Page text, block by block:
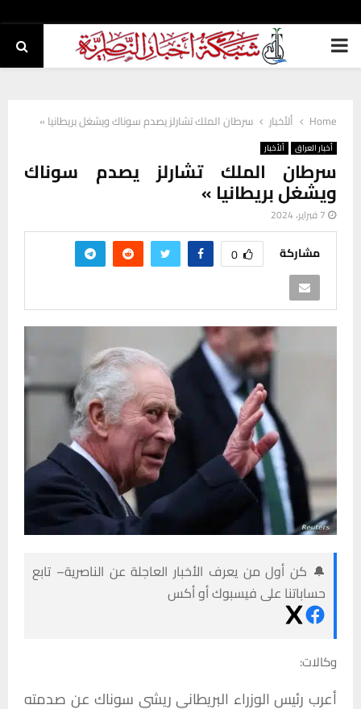
PRIMARY
Home ألأخبار سرطان الملك تشارلز يصدم سوناك ويشغل بريطانيا »
أخبار العراق ألأخبار
سرطان الملك تشارلز يصدم سوناك
ويشغل بريطانيا »
7 فبراير، 2024
مشاركة 0
🔔 كن أول من يعرف الأخبار العاجلة عن الناصرية– تابع
حساباتنا على فيسبوك أو أكس
وكالات:
أعرب رئيس الوزراء البريطاني ريشي سوناك عن صدمته